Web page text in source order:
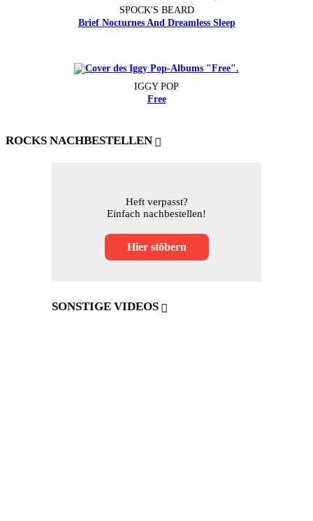
SPOCK'S BEARD
Brief Nocturnes And Dreamless Sleep
IGGY POP
Free
ROCKS NACHBESTELLEN
Heft verpasst?
Einfach nachbestellen!
Hier stöbern
SONSTIGE VIDEOS